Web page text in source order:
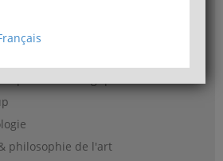
Library
philosophie de l'art